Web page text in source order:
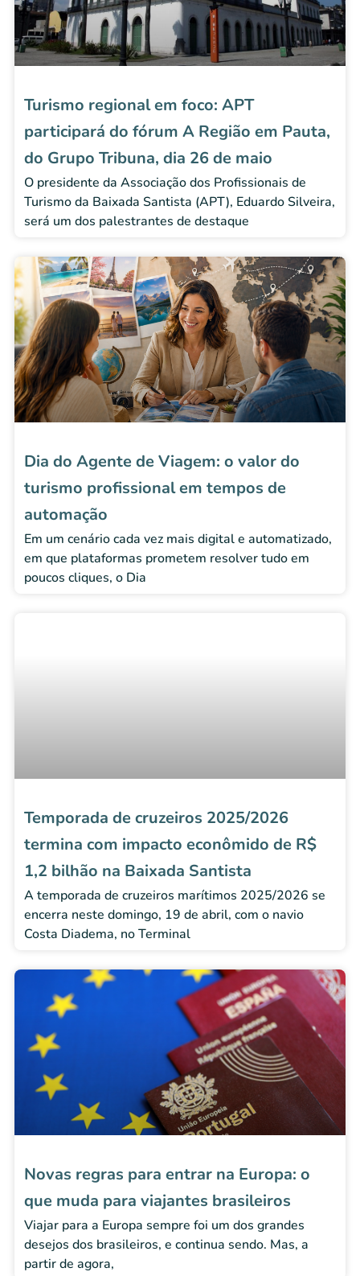
Turismo regional em foco: APT
participará do fórum A Região em Pauta,
do Grupo Tribuna, dia 26 de maio
O presidente da Associação dos Profissionais de
Turismo da Baixada Santista (APT), Eduardo Silveira,
será um dos palestrantes de destaque
Dia do Agente de Viagem: o valor do
turismo profissional em tempos de
automação
Em um cenário cada vez mais digital e automatizado,
em que plataformas prometem resolver tudo em
poucos cliques, o Dia
Temporada de cruzeiros 2025/2026
termina com impacto econômido de R$
1,2 bilhão na Baixada Santista
A temporada de cruzeiros marítimos 2025/2026 se
encerra neste domingo, 19 de abril, com o navio
Costa Diadema, no Terminal
Novas regras para entrar na Europa: o
que muda para viajantes brasileiros
Viajar para a Europa sempre foi um dos grandes
desejos dos brasileiros, e continua sendo. Mas, a
partir de agora,